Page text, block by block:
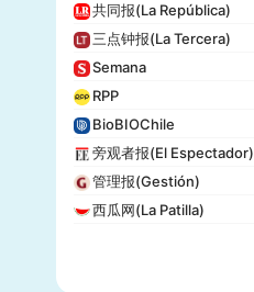
共同报(La República)
三点钟报(La Tercera)
Semana
RPP
BioBIOChile
旁观者报(El Espectador)
管理报(Gestión)
西瓜网(La Patilla)